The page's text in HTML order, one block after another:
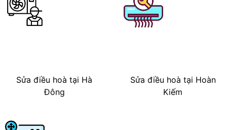
Sửa điều hoà tại Hà
Đông
Sửa điều hoà tại Hoàn
Kiếm